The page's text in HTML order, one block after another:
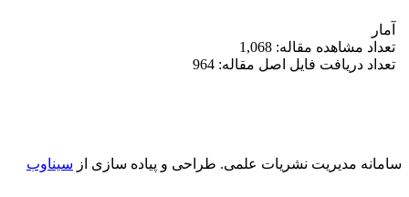
آمار
تعداد مشاهده مقاله: 1,068
تعداد دریافت فایل اصل مقاله: 964
سامانه مدیریت نشریات علمی. طراحی و پیاده سازی از سیناوب